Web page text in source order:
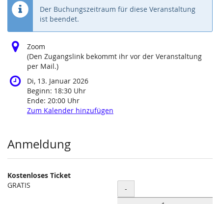
Der Buchungszeitraum für diese Veranstaltung
ist beendet.
Zoom
(Den Zugangslink bekommt ihr vor der Veranstaltung
per Mail.)
Di, 13. Januar 2026
Beginn: 18:30 Uhr
Ende: 20:00 Uhr
Zum Kalender hinzufügen
Produkte
Anmeldung
Kostenloses Ticket
GRATIS
Menge
-